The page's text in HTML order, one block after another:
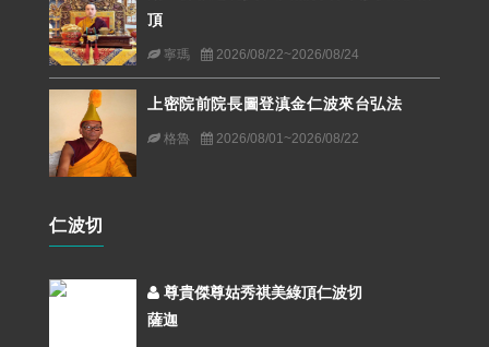
頂
寧瑪 2026/08/22~2026/08/24
上密院前院長圖登滇金仁波來台弘法
格魯 2026/08/01~2026/08/22
仁波切
尊貴傑尊姑秀祺美綠頂仁波切
薩迦